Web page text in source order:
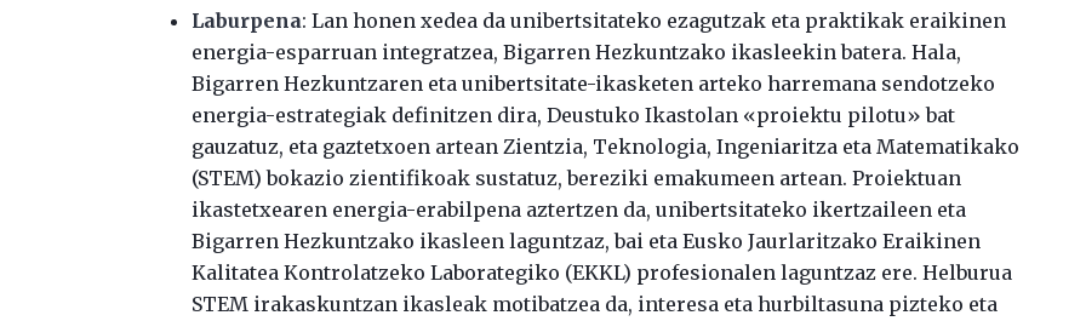
Laburpena: Lan honen xedea da unibertsitateko ezagutzak eta praktikak eraikinen
energia-esparruan integratzea, Bigarren Hezkuntzako ikasleekin batera. Hala,
Bigarren Hezkuntzaren eta unibertsitate-ikasketen arteko harremana sendotzeko
energia-estrategiak definitzen dira, Deustuko Ikastolan «proiektu pilotu» bat
gauzatuz, eta gaztetxoen artean Zientzia, Teknologia, Ingeniaritza eta Matematikako
(STEM) bokazio zientifikoak sustatuz, bereziki emakumeen artean. Proiektuan
ikastetxearen energia-erabilpena aztertzen da, unibertsitateko ikertzaileen eta
Bigarren Hezkuntzako ikasleen laguntzaz, bai eta Eusko Jaurlaritzako Eraikinen
Kalitatea Kontrolatzeko Laborategiko (EKKL) profesionalen laguntzaz ere. Helburua
STEM irakaskuntzan ikasleak motibatzea da, interesa eta hurbiltasuna pizteko eta